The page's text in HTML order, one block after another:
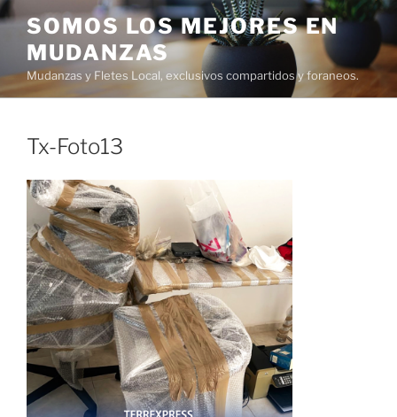
Ir
contenido
SOMOS LOS MEJORES EN
MUDANZAS
Mudanzas y Fletes Local, exclusivos compartidos y foraneos.
Tx-Foto13